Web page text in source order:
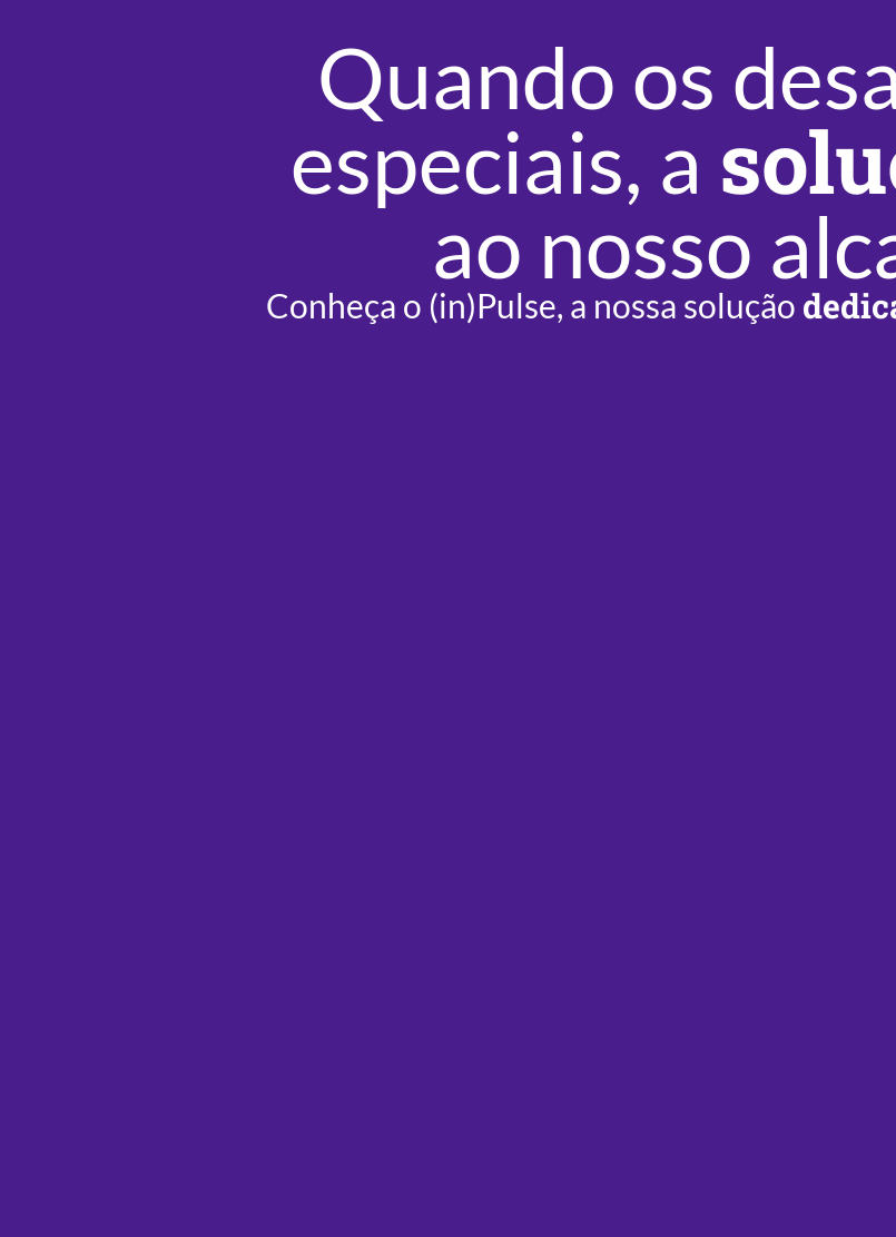
Quando os
especiais, a
ao nosso
Conheça o (in)Pulse, a nossa solução